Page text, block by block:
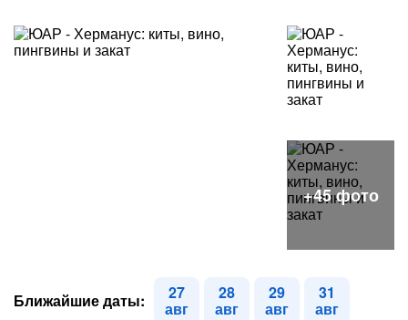
Ближайшие даты: 27
авг
28
авг
29
авг
31
авг